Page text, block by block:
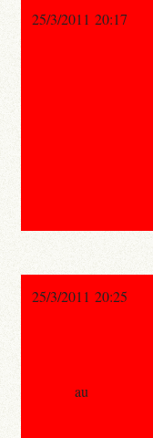
25/3/2011 20:17
25/3/2011 20:25
au